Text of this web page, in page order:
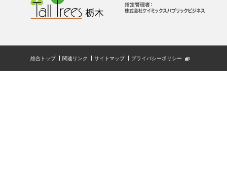
総合トップ 関連リンク サイトマップ プライバシーポリシー